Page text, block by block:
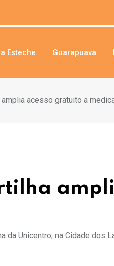
Esteche Guarapuava
amplia acesso gratuito a
da Unicentro, na Cidade dos